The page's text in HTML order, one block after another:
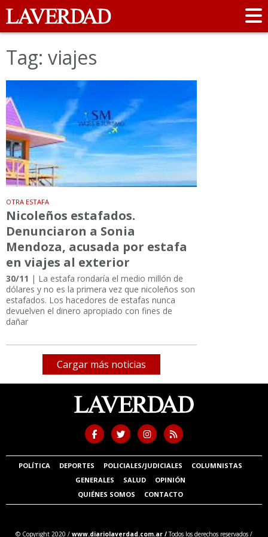
Tag: viajes
OTRA ESTAFA
Nicoleños estafados.
Denunciaron a Sonia
Mendoza, acusada por estafa
en viajes al exterior
30/11 | La estafa rondaría el medio millón de
dólares y no es la primera vez que nicoleños son
estafados. Los hacedores de estafas nunca
devuelven el dinero apropiado con fines de
dañar
Cargar más noticias
POLÍTICA DEPORTES POLICIALES/JUDICIALES
COLUMNISTAS
GENERALES
SALUD
OPINIÓN
QUIÉNES SOMOS
CONTACTO
© Copyright 2020 / www.diariolaverdad.com.ar /Todos los derechos reservados /